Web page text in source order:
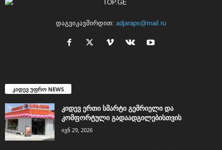
დაგვიკავშირდით: adjaraps@mail.ru
კიდევ უფრო NEWS
კიდევ ერთი სმარტი გემრიელი და
კომფორტული გადაადგილებისთვის
ივნ 29, 2026